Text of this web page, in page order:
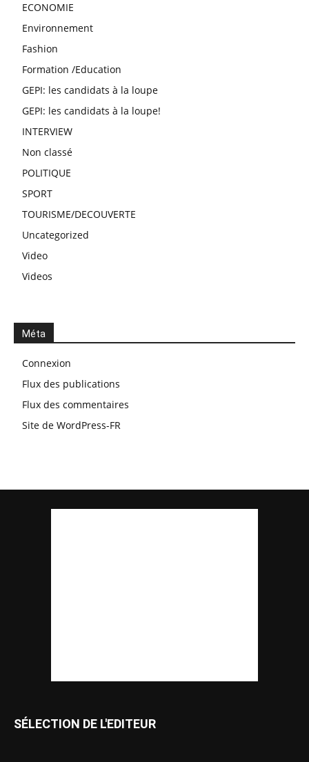
ECONOMIE
Environnement
Fashion
Formation /Education
GEPI: les candidats à la loupe
GEPI: les candidats à la loupe!
INTERVIEW
Non classé
POLITIQUE
SPORT
TOURISME/DECOUVERTE
Uncategorized
Video
Videos
Méta
Connexion
Flux des publications
Flux des commentaires
Site de WordPress-FR
SÉLECTION DE L'EDITEUR